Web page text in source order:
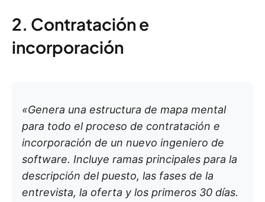
2. Contratación e
incorporación
«Genera una estructura de mapa mental
para todo el proceso de contratación e
incorporación de un nuevo ingeniero de
software. Incluye ramas principales para la
descripción del puesto, las fases de la
entrevista, la oferta y los primeros 30 días.